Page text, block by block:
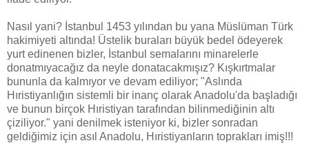
Nasıl yani? İstanbul 1453 yılından bu yana Müslüman Türk
hakimiyeti altında! Üstelik buraları büyük bedel ödeyerek
yurt edinenen bizler, İstanbul semalarını minarelerle
donatmıyacağız da neyle donatacakmışız? Kışkırtmalar
bununla da kalmıyor ve devam ediliyor; "Aslında
Hıristiyanlığın sistemli bir inanç olarak Anadolu'da başladığı
ve bunun birçok Hıristiyan tarafından bilinmediğinin altı
çiziliyor." yani denilmek isteniyor ki, bizler sonradan
geldiğimiz için asıl Anadolu, Hıristiyanların toprakları imiş!!!